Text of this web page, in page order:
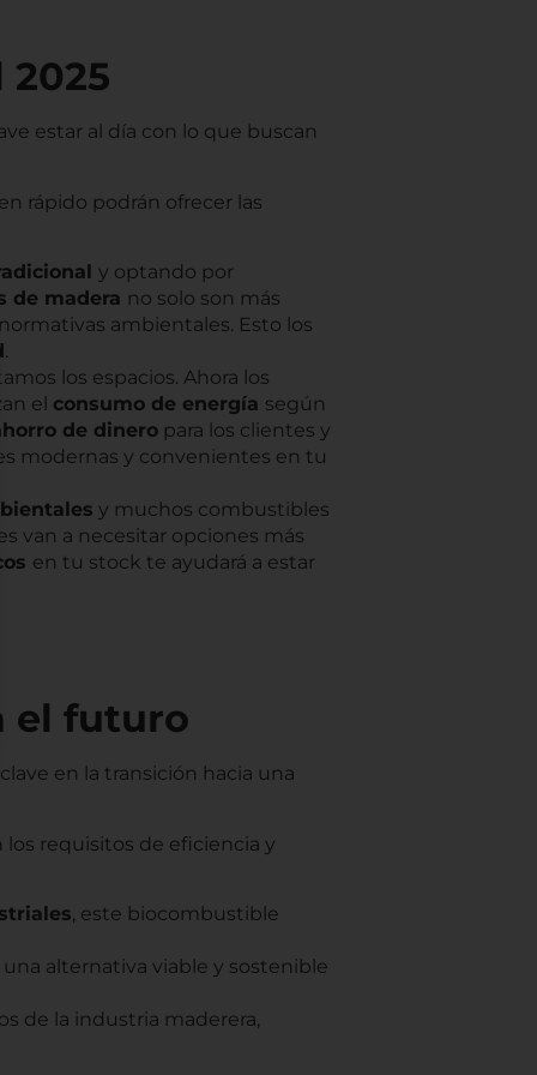
estar al día con lo que buscan
rápido podrán ofrecer las
y optando por
de madera no solo son más
ambientales. Esto los
.
los espacios. Ahora los
el consumo de energía según
de dinero para los clientes y
modernas y convenientes en tu
y muchos combustibles
van a necesitar opciones más
en tu stock te ayudará a estar
el futuro
en la transición hacia una
los requisitos de eficiencia y
, este biocombustible
alternativa viable y sostenible
de la industria maderera,